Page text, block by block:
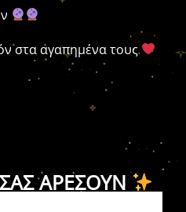
στα αγαπημένα τους
ΑΡΈΣΟΥΝ